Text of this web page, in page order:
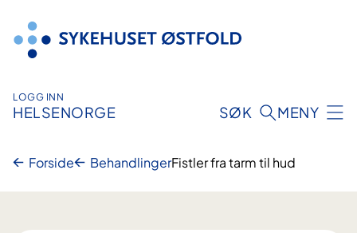
innhold
LOGG INN
HELSENORGE SØK MENY
Forside BehandlingerFistler fra tarm til hud